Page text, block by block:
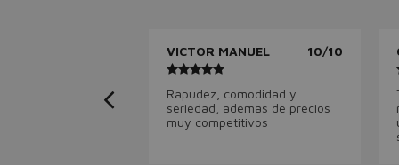
VICTOR MANUEL 10/10
Rapudez, comodidad y
seriedad, ademas de precios
muy competitivos